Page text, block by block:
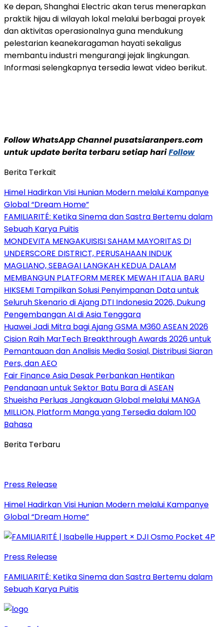
Ke depan, Shanghai Electric akan terus menerapkan
praktik hijau di wilayah lokal melalui berbagai proyek
dan aktivitas operasionalnya guna mendukung
pelestarian keanekaragaman hayati sekaligus
membantu industri mengurangi jejak lingkungan.
Informasi selengkapnya tersedia lewat video berikut.
Follow WhatsApp Channel pusatsiaranpers.com
untuk update berita terbaru setiap hariFollow
Berita Terkait
Himel Hadirkan Visi Hunian Modern melalui Kampanye
Global “Dream Home”
FAMILIARITÉ: Ketika Sinema dan Sastra Bertemu dalam
Sebuah Karya Puitis
MONDEVITA MENGAKUISISI SAHAM MAYORITAS DI
UNDERSCORE DISTRICT, PERUSAHAAN INDUK
MAGLIANO, SEBAGAI LANGKAH KEDUA DALAM
MEMBANGUN PLATFORM MEREK MEWAH ITALIA BARU
HIKSEMI Tampilkan Solusi Penyimpanan Data untuk
Seluruh Skenario di Ajang DTI Indonesia 2026, Dukung
Pengembangan AI di Asia Tenggara
Huawei Jadi Mitra bagi Ajang GSMA M360 ASEAN 2026
Cision Raih MarTech Breakthrough Awards 2026 untuk
Pemantauan dan Analisis Media Sosial, Distribusi Siaran
Pers, dan AEO
Fair Finance Asia Desak Perbankan Hentikan
Pendanaan untuk Sektor Batu Bara di ASEAN
Shueisha Perluas Jangkauan Global melalui MANGA
MILLION, Platform Manga yang Tersedia dalam 100
Bahasa
Berita Terbaru
Press Release
Himel Hadirkan Visi Hunian Modern melalui Kampanye
Global “Dream Home”
Press Release
FAMILIARITÉ: Ketika Sinema dan Sastra Bertemu dalam
Sebuah Karya Puitis